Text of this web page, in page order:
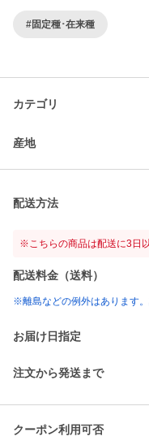
#固定種･在来種
カテゴリ
産地
配送方法
※こちらの商品は配送に3日
配送料金（送料）
※離島などの例外はあります
お届け日指定
注文から発送まで
クーポン利用可否